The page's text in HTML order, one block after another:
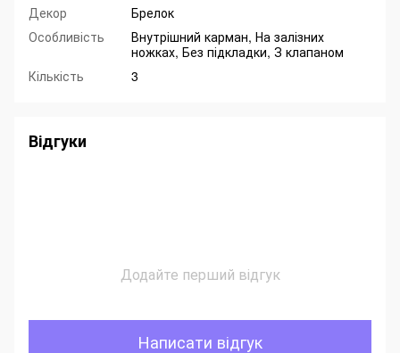
Декор
Брелок
Особливість
Внутрішний карман, На залізних
ножках, Без підкладки, З клапаном
Кількість
3
Відгуки
Додайте перший відгук
Написати відгук